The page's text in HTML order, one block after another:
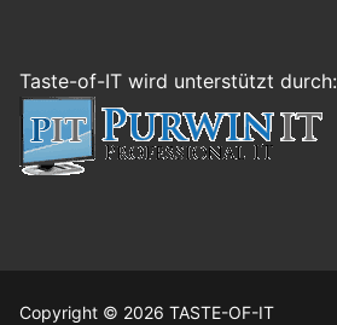
Taste-of-IT wird unterstützt durch:
Copyright © 2026 TASTE-OF-IT